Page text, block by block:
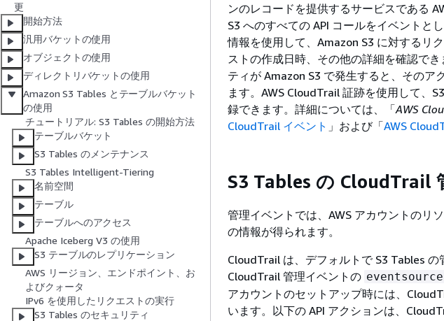
更
開始方法
汎用バケットの使用
オブジェクトの使用
ディレクトリバケットの使用
Amazon S3 Tables とテーブルバケット
の使用
チュートリアル: S3 Tables の開始方法
テーブルバケット
S3 Tables のメンテナンス
S3 Tables Intelligent-Tiering
名前空間
テーブル
テーブルへのアクセス
Apache Iceberg V3 の使用
S3 テーブルのレプリケーション
AWS リージョン、エンドポイント、お
よびクォータ
IPv6 を使用したリクエストの実行
S3 Tables のセキュリティ
ンのレコードを提供するサービスである
S3 へのすべての API コールをイベントと
情報を使用して、Amazon S3 に対するリ
ストの作成日時、その他の詳細を確認で
ティが Amazon S3 で発生すると、その
ます。AWS CloudTrail 証跡を使用して、
録できます。詳細については、「AWS
CloudTrail イベント 」および「AWS
S3 Tables の CloudTrail
管理イベントでは、AWS アカウントのリ
の情報が得られます。
CloudTrail は、デフォルトで S3 Tables
CloudTrail 管理イベントの eventsource
アカウントのセットアップ時には、
います。以下の API アクションは、